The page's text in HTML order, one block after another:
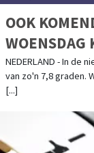
OOK
WOENSDAG
DAGEN
NEDERLAND - In de
van zo'n 7,8 graden.
[...]